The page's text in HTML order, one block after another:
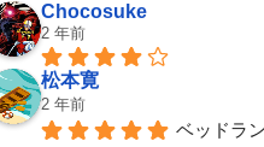
Chocosuke
2 年前
松本寛
2 年前
ベッドラ